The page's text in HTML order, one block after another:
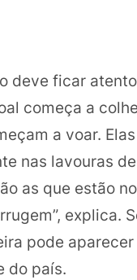
deve ficar
começa a
a voar.
nas lavouras
as que estão
explica.
pode aparecer
do país.